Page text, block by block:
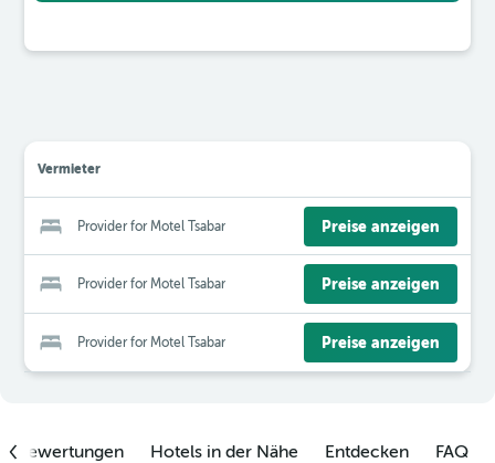
Vermieter
Provider for Motel Tsabar Preise anzeigen
Provider for Motel Tsabar Preise anzeigen
Provider for Motel Tsabar Preise anzeigen
Hotels in der Nähe Entdecken FAQ